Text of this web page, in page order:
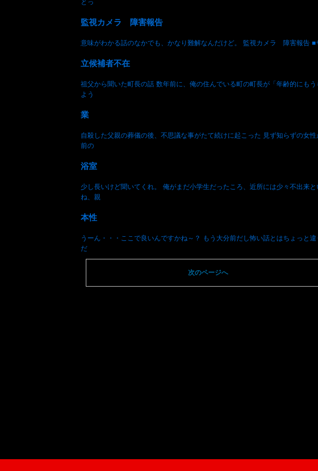
とっ
監視カメラ 障害報告
意味がわかる話のなかでも、かなり難解なんだけど。 監視カメラ 障害報告
立候補者不在
祖父から聞いた町長の話 数年前に、俺の住んでいる町の町長が「年齢的にも
よう
業
自殺した父親の葬儀の後、不思議な事がたて続けに起こった 見ず知らずの女
前の
浴室
少し長いけど聞いてくれ。 俺がまだ小学生だったころ、近所には少々不出来
ね、親
本性
うーん・・・ここで良いんですかね～？ もう大分前だし怖い話とはちょっと
だ
次のページへ